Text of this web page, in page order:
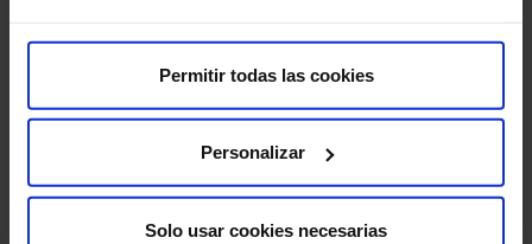
Permitir todas las cookies
Personalizar
Solo usar cookies necesarias
Enlaces de interés
Preguntas frecuentes​
Blog​